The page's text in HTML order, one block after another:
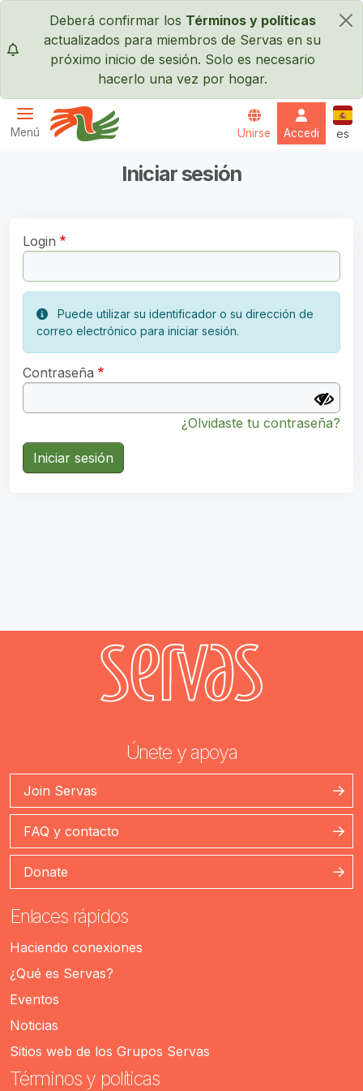
Pasar al contenido principal
×
Deberá confirmar los Términos y políticas
actualizados para miembros de Servas en su
próximo inicio de sesión. Solo es necesario
hacerlo una vez por hogar.
Menú Unirse Accedi es
Iniciar sesión
Login
Puede utilizar su identificador o su dirección de
correo electrónico para iniciar sesión.
Contraseña
¿Olvidaste tu contraseña?
Iniciar sesión
Únete y apoya
Join Servas
FAQ y contacto
Donate
Enlaces rápidos
Haciendo conexiones
¿Qué es Servas?
Eventos
Noticias
Sitios web de los Grupos Servas
Términos y políticas